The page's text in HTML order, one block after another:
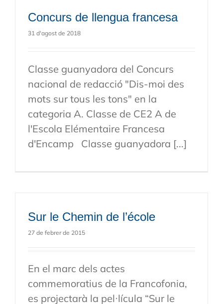
Concurs de llengua francesa
31 d'agost de 2018
Classe guanyadora del Concurs
nacional de redacció "Dis-moi des
mots sur tous les tons" en la
categoria A. Classe de CE2 A de
l'Escola Elémentaire Francesa
d'Encamp Classe guanyadora [...]
Sur le Chemin de l’école
27 de febrer de 2015
En el marc dels actes
commemoratius de la Francofonia,
es projectarà la pel·lícula “Sur le